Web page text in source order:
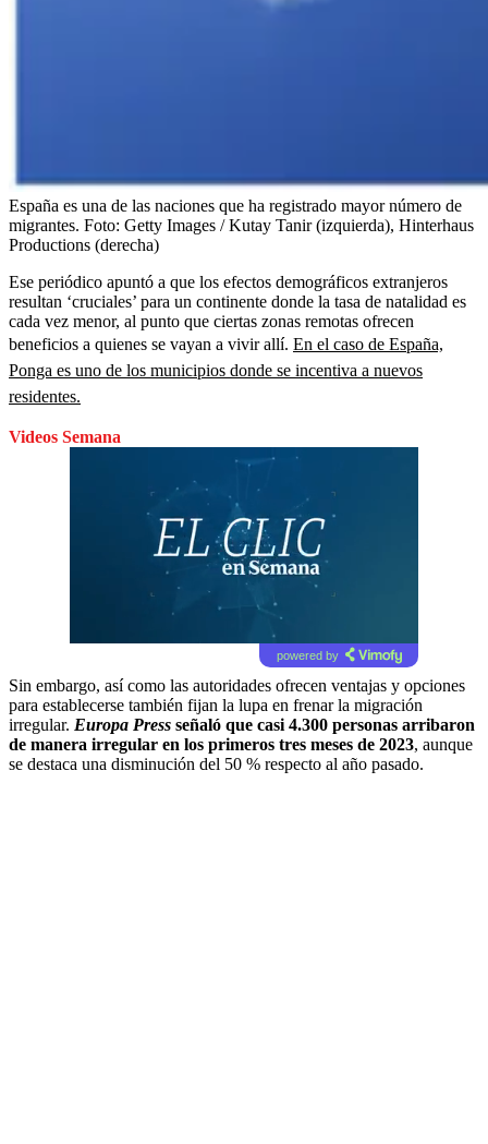
España es una de las naciones que ha registrado mayor número de
migrantes. Foto: Getty Images / Kutay Tanir (izquierda), Hinterhaus
Productions (derecha)
Ese periódico apuntó a que los efectos demográficos extranjeros
resultan ‘cruciales’ para un continente donde la tasa de natalidad es
cada vez menor, al punto que ciertas zonas remotas ofrecen
beneficios a quienes se vayan a vivir allí. En el caso de España,
Ponga es uno de los municipios donde se incentiva a nuevos
residentes.
Videos Semana
powered by
Sin embargo, así como las autoridades ofrecen ventajas y opciones
para establecerse también fijan la lupa en frenar la migración
irregular. Europa Press señaló que casi 4.300 personas arribaron
de manera irregular en los primeros tres meses de 2023, aunque
se destaca una disminución del 50 % respecto al año pasado.